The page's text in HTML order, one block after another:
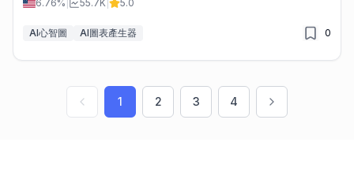
6.76% 55.7K 5.0
AI心智圖 AI圖表產生器 0
1 2 3 4